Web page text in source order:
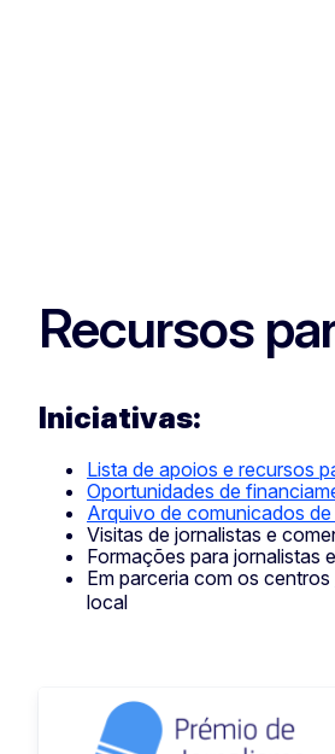
Recursos
Iniciativas:
Lista de apoios e recursos
Oportunidades de
Arquivo de comunicados
Visitas de jornalistas e
Formações para jornalistas
Em parceria com os centros
local